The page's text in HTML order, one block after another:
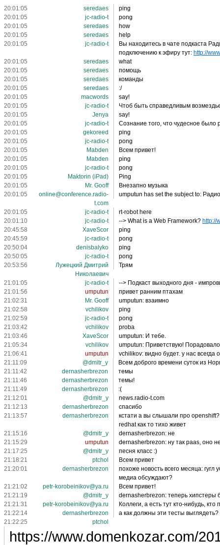
20:01:05 seredaes
ping
20:01:05
jc-radio-t
pong
20:01:05
seredaes
how
20:01:05
seredaes
help
20:01:05
jc-radio-t
Вы находитесь в чате подкаста
подключению к эфиру тут: http://
20:01:05
seredaes
what
20:01:05
seredaes
помощь
20:01:05
seredaes
команды
20:01:05
seredaes
:/
20:01:05
macwords
say!
20:01:05
jc-radio-t
Чтоб быть справедливым
20:01:05
Jenya
say!
20:01:05
jc-radio-t
Сознание того, что чудесное
20:01:05
gekoreed
ping
20:01:05
jc-radio-t
pong
20:01:05
Mabden
Всем привет!
20:01:05
Mabden
ping
20:01:05
jc-radio-t
pong
20:01:05
Maktorin (iPad)
Ping
20:01:05
Mr. Gooff
Внезапно музыка
20:01:05
online@conference.radio-
t.com
umputun has set the subject to:
20:01:05 jc-radio-t
rt-robot here
20:01:10
jc-radio-t --> What is a Web Framework? http://
20:45:58
XaveScor
ping
20:45:59
jc-radio-t
pong
20:50:04
denisbalyko
ping
20:50:05
jc-radio-t
pong
20:53:56
Лужецкий Дмитрий
Николаевич
Трям
21:01:05 jc-radio-t
--> Подкаст выходного дня -
21:01:56
umputun
привет ранним птахам
21:02:31
Mr. Gooff
umputun: взаимно
21:02:58
vchilikov
ping
21:02:59
jc-radio-t
pong
21:03:42
vchilikov
proba
21:03:46
XaveScor
umputun: И тебе.
21:05:34
vchilikov
umputun: Приветствую!
21:06:41
umputun
vchilikov: видно будет. у нас всегда
21:11:09
@dmitr_y
Всем доброго времени суток из
21:11:42
dernasherbrezon
темы
21:11:46
dernasherbrezon
темы!
21:11:49
dernasherbrezon
:(
21:12:01
@dmitr_y
news.radio-t.com
21:12:13
dernasherbrezon
спасибо
21:13:57
dernasherbrezon
кстати а вы слышали про
redhat как то тихо живет
21:15:16
@dmitr_y
dernasherbrezon: не
21:15:29
umputun
dernasherbrezon: ну так paas, оно
21:17:25
@dmitr_y
песня класс :)
21:18:21
ptchol
Всем привет
21:20:01
dernasherbrezon
похоже новость всего месяца: гугл
медиа обсуждают?
21:21:02
petr-korobeinikov@ya.ru
Всем привет!
21:21:19
@dmitr_y
dernasherbrezon: теперь хипстеры
21:21:31
petr-korobeinikov@ya.ru
Коллеги, а есть тут кто-нибудь,
21:22:14
dernasherbrezon
а как должны эти тесты выглядеть?
21:22:25
ptchol
https://www.domenkozar.com/